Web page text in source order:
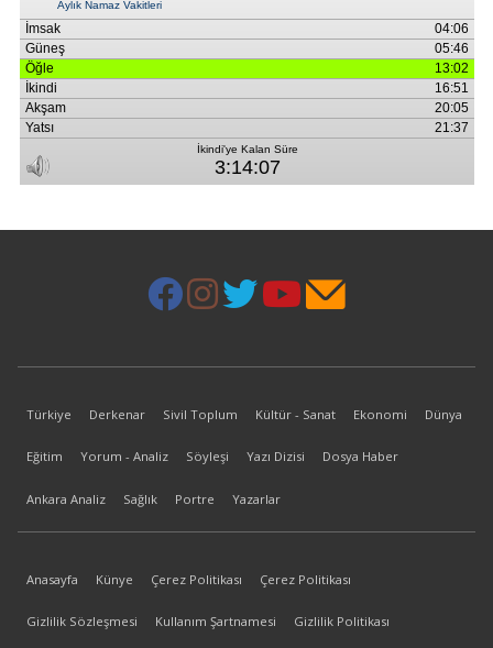
Türkiye Derkenar Sivil Toplum Kültür - Sanat Ekonomi Dünya
Eğitim Yorum - Analiz Söyleşi Yazı Dizisi Dosya Haber
Ankara Analiz Sağlık Portre Yazarlar
Anasayfa Künye Çerez Politikası Çerez Politikası
Gizlilik Sözleşmesi Kullanım Şartnamesi Gizlilik Politikası